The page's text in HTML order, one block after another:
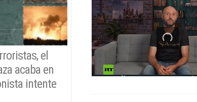
el
acaba en
intente